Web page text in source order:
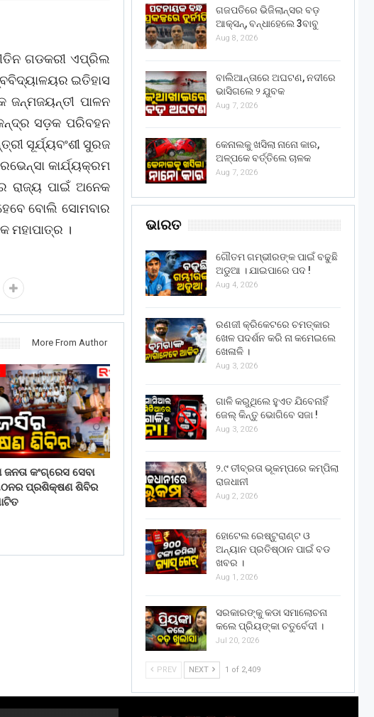
ଗଡକରୀ ଏପ୍ରିଲ
ଇତିହାସ
ଜନ୍ମଜୟନ୍ତୀ ପାଳନ
ସଡ଼କ ପରିବହନ
ସୂର୍ଯ୍ୟବଂଶୀ ସୁରଜ
କାର୍ଯ୍ୟକ୍ରମ
ରାଜ୍ୟ ପାଇଁ ଅନେକ
ବୋଲି ସୋମବାର
।
More From Author
ଜନତା କଂଗ୍ରେସ ସେବା
ପ୍ରଶିକ୍ଷଣ ଶିବିର
ଗଜପତିରେ ଭିଜିଲାନ୍ସର ବଡ଼
ଆକ୍ସନ୍, ବନ୍ଧାହେଲେ 3ବାବୁ
Aug 8, 2026
ବାଲିଆନ୍ତାରେ ଅଘଟଣ, ନଦୀରେ
ଭାସିଗଲେ ୨ ଯୁବକ
Aug 7, 2026
କେନାଲକୁ ଖସିଲା ନାନୋ କାର,
ଅଳ୍ପକେ ବର୍ତ୍ତିଲେ ଚାଳକ
Aug 7, 2026
ଭାରତ
ଗୌତମ ଗମ୍ଭୀରଙ୍କ ପାଇଁ ବଢୁଛି
ଅଡୁଆ । ଯାଇପାରେ ପଦ !
Aug 4, 2026
ରଣଜୀ କ୍ରିକେଟରେ ଚମତ୍କାର
ଖେଳ ପଦର୍ଶନ କରି ନା କମେଇଲେ
ଖେଳାଳି ।
Aug 3, 2026
ଗାଳି କରୁଥିଲେ ହୁଏତ ଯିବେନାହିଁ
ଜେଲ୍ କିନ୍ତୁ ଭୋଗିବେ ସଜା !
Aug 3, 2026
୨.୯ ତୀବ୍ରତା ଭୂକମ୍ପରେ କମ୍ପିଲା
ରାଜଧାନୀ
Aug 2, 2026
ହୋଟେଲ ରେଷ୍ଟୁରାଣ୍ଟ ଓ
ଅନ୍ୟାନ ପ୍ରତିଷ୍ଠାନ ପାଇଁ ବଡ
ଖବର ।
Aug 1, 2026
ସରକାରଙ୍କୁ କଡା ସମାଲୋଚନା
କଲେ ପ୍ରିୟଙ୍କା ଚତୁର୍ବେଦୀ ।
Jul 20, 2026
PREV NEXT 1 of 2,409